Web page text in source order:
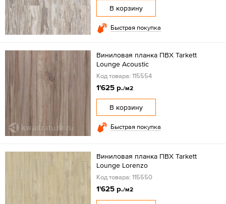
В корзину
Быстрая покупка
Виниловая планка ПВХ Tarkett
Lounge Acoustic
Код товара: 115554
1'625 р./м2
В корзину
Быстрая покупка
Виниловая планка ПВХ Tarkett
Lounge Lorenzo
Код товара: 115550
1'625 р./м2